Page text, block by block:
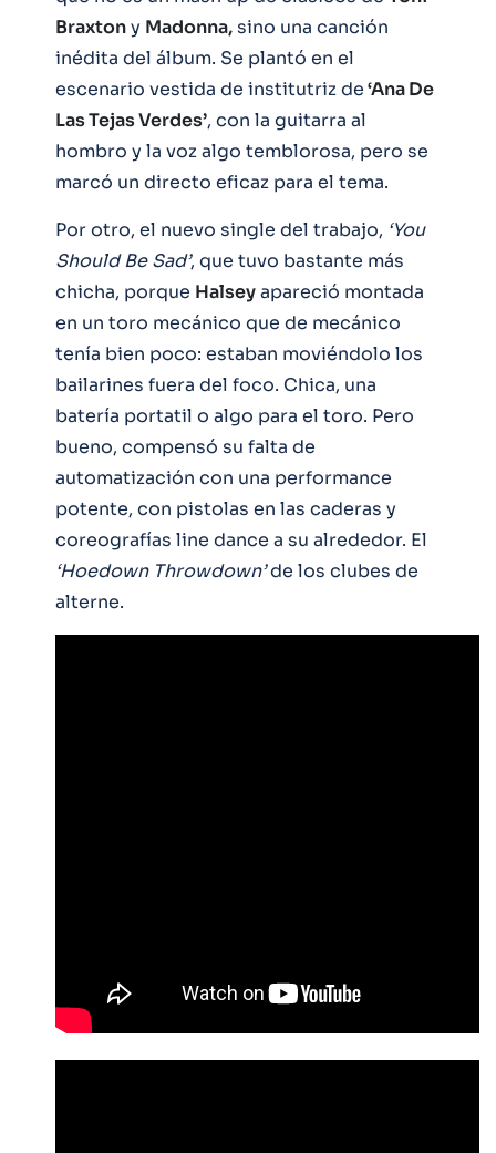
Braxtony Madonna,sino una canción
inédita del álbum. Se plantó en el
escenario vestida de institutriz de‘Ana De
Las Tejas Verdes’, con la guitarra al
hombro y la voz algo temblorosa, pero se
marcó un directo eficaz para el tema.
Por otro, el nuevo single del trabajo, ‘You
Should Be Sad’, que tuvo bastante más
chicha, porque Halseyapareció montada
en un toro mecánico que de mecánico
tenía bien poco: estaban moviéndolo los
bailarines fuera del foco. Chica, una
batería portatil o algo para el toro. Pero
bueno, compensó su falta de
automatización con una performance
potente, con pistolas en las caderas y
coreografías line dance a su alrededor. El
‘Hoedown Throwdown’de los clubes de
alterne.